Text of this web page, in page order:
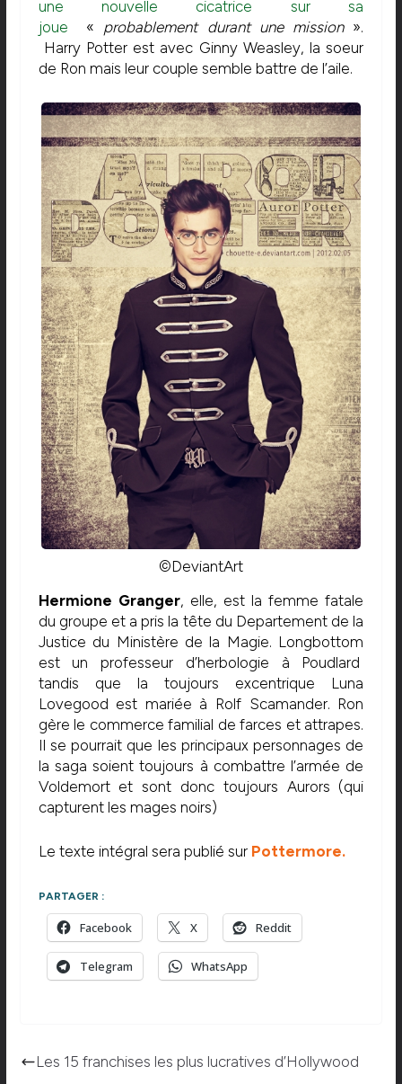
une nouvelle cicatrice sur sa
joue
« probablement durant une mission».
Harry Potter est avec Ginny Weasley, la soeur
de Ron mais leur couple semble battre de l’aile.
©DeviantArt
Hermione Granger, elle, est la femme fatale
du groupe et a pris la tête du Departement de la
Justice du Ministère de la Magie. Longbottom
est un professeur d’herbologie à Poudlard
tandis que la toujours excentrique Luna
Lovegood est mariée à Rolf Scamander. Ron
gère le commerce familial de farces et attrapes.
Il se pourrait que les principaux personnages de
la saga soient toujours à combattre l’armée de
Voldemort et sont donc toujours Aurors (qui
capturent les mages noirs)
Le texte intégral sera publié sur Pottermore.
PARTAGER :
Facebook X Reddit
Telegram WhatsApp
Les 15 franchises les plus lucratives d’Hollywood